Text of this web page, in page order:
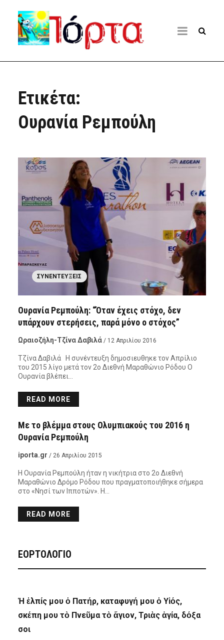
Ετικέτα:
Ουρανία Ρεμπούλη
ΣΥΝΕΝΤΕΎΞΕΙΣ
Ουρανία Ρεμπούλη: “Όταν έχεις στόχο, δεν
υπάρχουν στερήσεις, παρά μόνο ο στόχος”
Ωραιοζήλη-Τζίνα Δαβιλά / 12 Απριλίου 2016
Τζίνα Δαβιλά Η συνέντευξη δημοσιευθηκε τον Απρίλιο
του 2015 λίγο μετά τον 2ο Διεθνή Μαραθώνιο Ρόδου Ο
Ουρανία βλέπει…
READ MORE
ΠΡΌΣΩΠΑ - ΑΦΙΕΡΏΜΑΤΑ
Με το βλέμμα στους Ολυμπιακούς του 2016 η
Ουρανία Ρεμπούλη
iporta.gr / 26 Απριλίου 2015
Η Ουρανία Ρεμπούλη ήταν η νικήτρια στο 2ο Διεθνή
Μαραθώνιο Δρόμο Ρόδου που πραγματοποιήθηκε σήμερα
στο «Νησί των Ιπποτών». Η…
READ MORE
ΕΟΡΤΟΛΟΓΙΟ
Ἡ ἐλπίς μου ὁ Πατήρ, καταφυγή μου ὁ Υἱός,
σκέπη μου τὸ Πνεῦμα τὸ ἅγιον, Τριὰς ἁγία, δόξα
σοι